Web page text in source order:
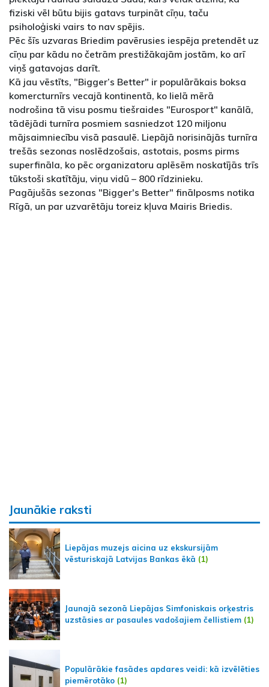
fiziski vēl būtu bijis gatavs turpināt cīņu, taču
psiholoģiski vairs to nav spējis.
Pēc šīs uzvaras Briedim pavērusies iespēja pretendēt uz
cīņu par kādu no četrām prestižākajām jostām, ko arī
viņš gatavojas darīt.
Kā jau vēstīts, "Bigger’s Better" ir populārākais boksa
komercturnīrs vecajā kontinentā, ko lielā mērā
nodrošina tā visu posmu tiešraides "Eurosport" kanālā,
tādējādi turnīra posmiem sasniedzot 120 miljonu
mājsaimniecību visā pasaulē. Liepājā norisinājās turnīra
trešās sezonas noslēdzošais, astotais, posms pirms
superfināla, ko pēc organizatoru aplēsēm noskatījās trīs
tūkstoši skatītāju, viņu vidū – 800 rīdzinieku.
Pagājušās sezonas "Bigger's Better" finālposms notika
Rīgā, un par uzvarētāju toreiz kļuva Mairis Briedis.
Jaunākie raksti
Liepājas muzejs aicina uz ekskursijām
vēsturiskajā Latvijas Bankas ēkā (1)
Jaunajā sezonā Liepājas Simfoniskais orķestris
uzstāsies ar pasaules vadošajiem čellistiem (1)
Populārākie fasādes apdares veidi: kā izvēlēties
piemērotāko (1)